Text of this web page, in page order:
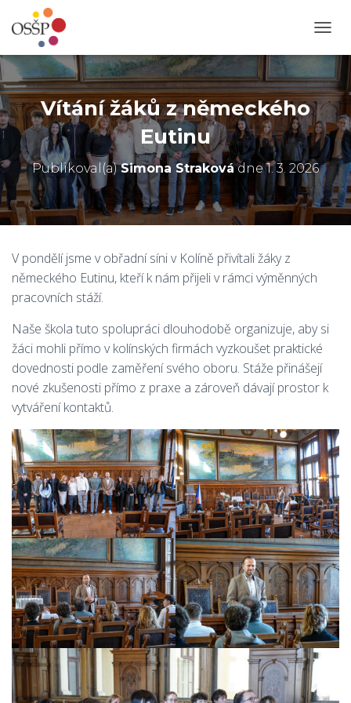
Ř
P
N
O
U
T
N
A
V
I
Vítání žáků z německého
Eutinu
Publikoval(a)Simona Strakovádne1. 3. 2026
V pondělí jsme v obřadní síni v Kolíně přivítali žáky z
německého Eutinu, kteří k nám přijeli v rámci výměnných
pracovních stáží.
Naše škola tuto spolupráci dlouhodobě organizuje, aby si
žáci mohli přímo v kolínských firmách vyzkoušet praktické
dovednosti podle zaměření svého oboru. Stáže přinášejí
nové zkušenosti přímo z praxe a zároveň dávají prostor k
vytváření kontaktů.